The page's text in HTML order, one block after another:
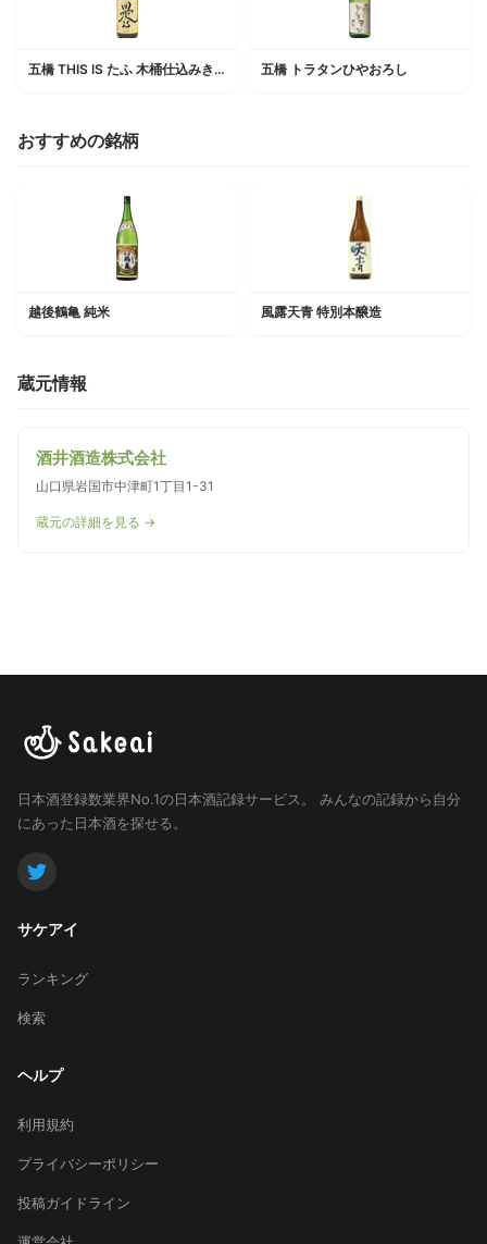
五橋 THIS IS たふ 木桶仕込みきもと純米酒 五橋 トラタンひやおろし
おすすめの銘柄
越後鶴亀 純米 風露天青 特別本醸造
蔵元情報
酒井酒造株式会社
山口県岩国市中津町1丁目1-31
蔵元の詳細を見る →
日本酒登録数業界No.1の日本酒記録サービス。
みんなの記録から自分
にあった日本酒を探せる。
サケアイ
ランキング
検索
ヘルプ
利用規約
プライバシーポリシー
投稿ガイドライン